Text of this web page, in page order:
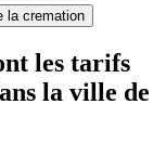
la cremation
les tarifs
la ville de